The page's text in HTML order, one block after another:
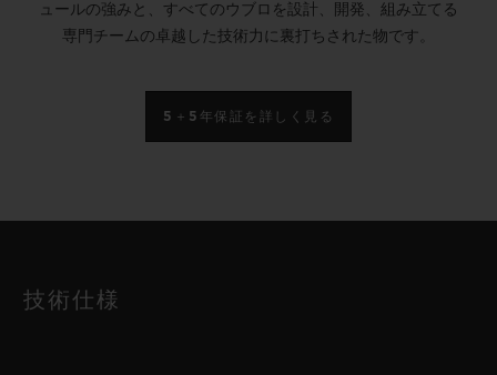
ュールの強みと、すべてのウブロを設計、開発、組み立てる
専門チームの卓越した技術力に裏打ちされた物です。
5＋5年保証を詳しく見る
技術仕様